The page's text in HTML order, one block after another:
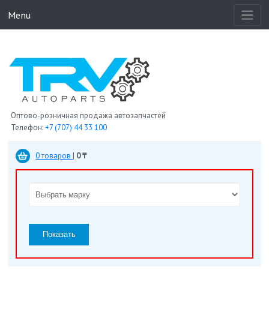
Menu
Оптово-розничная продажа автозапчастей
Телефон:+7 (707) 44 33 100
0 товаров | 0 ₸
Показать